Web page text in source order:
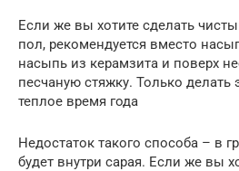
Если же вы хотите сделать
пол, рекомендуется вместо
насыпь из керамзита и поверх
песчаную стяжку. Только делать
теплое время года
Недостаток такого способа – в
будет внутри сарая. Если же вы